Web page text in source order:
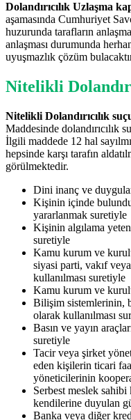
Dolandırıcılık Uzlaşma
aşamasında Cumhuriyet
huzurunda tarafların
anlaşması durumunda
uyuşmazlık çözüm
Nitelikli
Nitelikli Dolandırıcılık
Maddesinde dolandırıcılık
İlgili maddede 12 hal
hepsinde karşı tarafın
görülmektedir.
Dini inanç ve
Kişinin içinde
yararlanmak suretiyle
Kişinin algılama
suretiyle
Kamu kurum ve
siyasi parti, vakıf
kullanılması suretiyle
Kamu kurum ve
Bilişim sistemlerinin,
olarak kullanılması
Basın ve yayın
suretiyle
Tacir veya şirket
eden kişilerin ticari
yöneticilerinin
Serbest meslek
kendilerine duyulan
Banka veya diğer